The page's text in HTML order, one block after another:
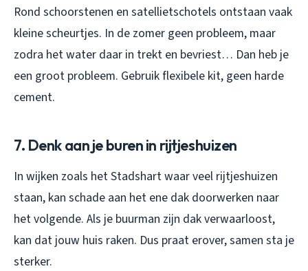
Rond schoorstenen en satellietschotels ontstaan vaak
kleine scheurtjes. In de zomer geen probleem, maar
zodra het water daar in trekt en bevriest… Dan heb je
een groot probleem. Gebruik flexibele kit, geen harde
cement.
7. Denk aan je buren in rijtjeshuizen
In wijken zoals het Stadshart waar veel rijtjeshuizen
staan, kan schade aan het ene dak doorwerken naar
het volgende. Als je buurman zijn dak verwaarloost,
kan dat jouw huis raken. Dus praat erover, samen sta je
sterker.